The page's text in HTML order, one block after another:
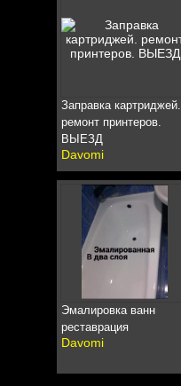
Заправка картриджей.
ремонт принтеров.
ВЫЕЗД
Davomi
Эмалировка ванн
реставрация
Davomi